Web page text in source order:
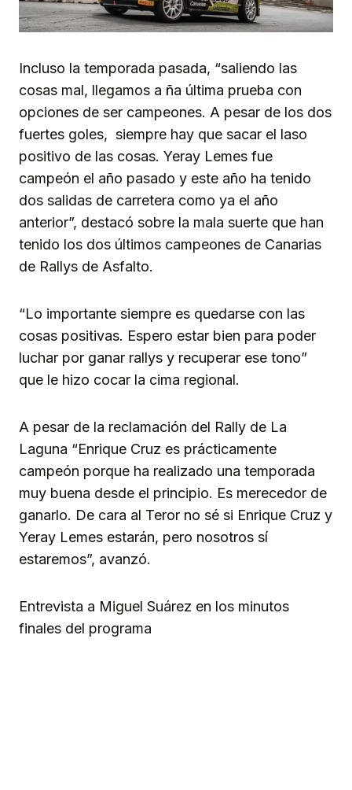
Incluso la temporada pasada, “saliendo las
cosas mal, llegamos a ña última prueba con
opciones de ser campeones. A pesar de los dos
fuertes goles, siempre hay que sacar el laso
positivo de las cosas. Yeray Lemes fue
campeón el año pasado y este año ha tenido
dos salidas de carretera como ya el año
anterior”, destacó sobre la mala suerte que han
tenido los dos últimos campeones de Canarias
de Rallys de Asfalto.
“Lo importante siempre es quedarse con las
cosas positivas. Espero estar bien para poder
luchar por ganar rallys y recuperar ese tono”
que le hizo cocar la cima regional.
A pesar de la reclamación del Rally de La
Laguna “Enrique Cruz es prácticamente
campeón porque ha realizado una temporada
muy buena desde el principio. Es merecedor de
ganarlo. De cara al Teror no sé si Enrique Cruz y
Yeray Lemes estarán, pero nosotros sí
estaremos”, avanzó.
Entrevista a Miguel Suárez en los minutos
finales del programa